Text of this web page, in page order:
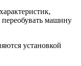
переобувать машину
установкой